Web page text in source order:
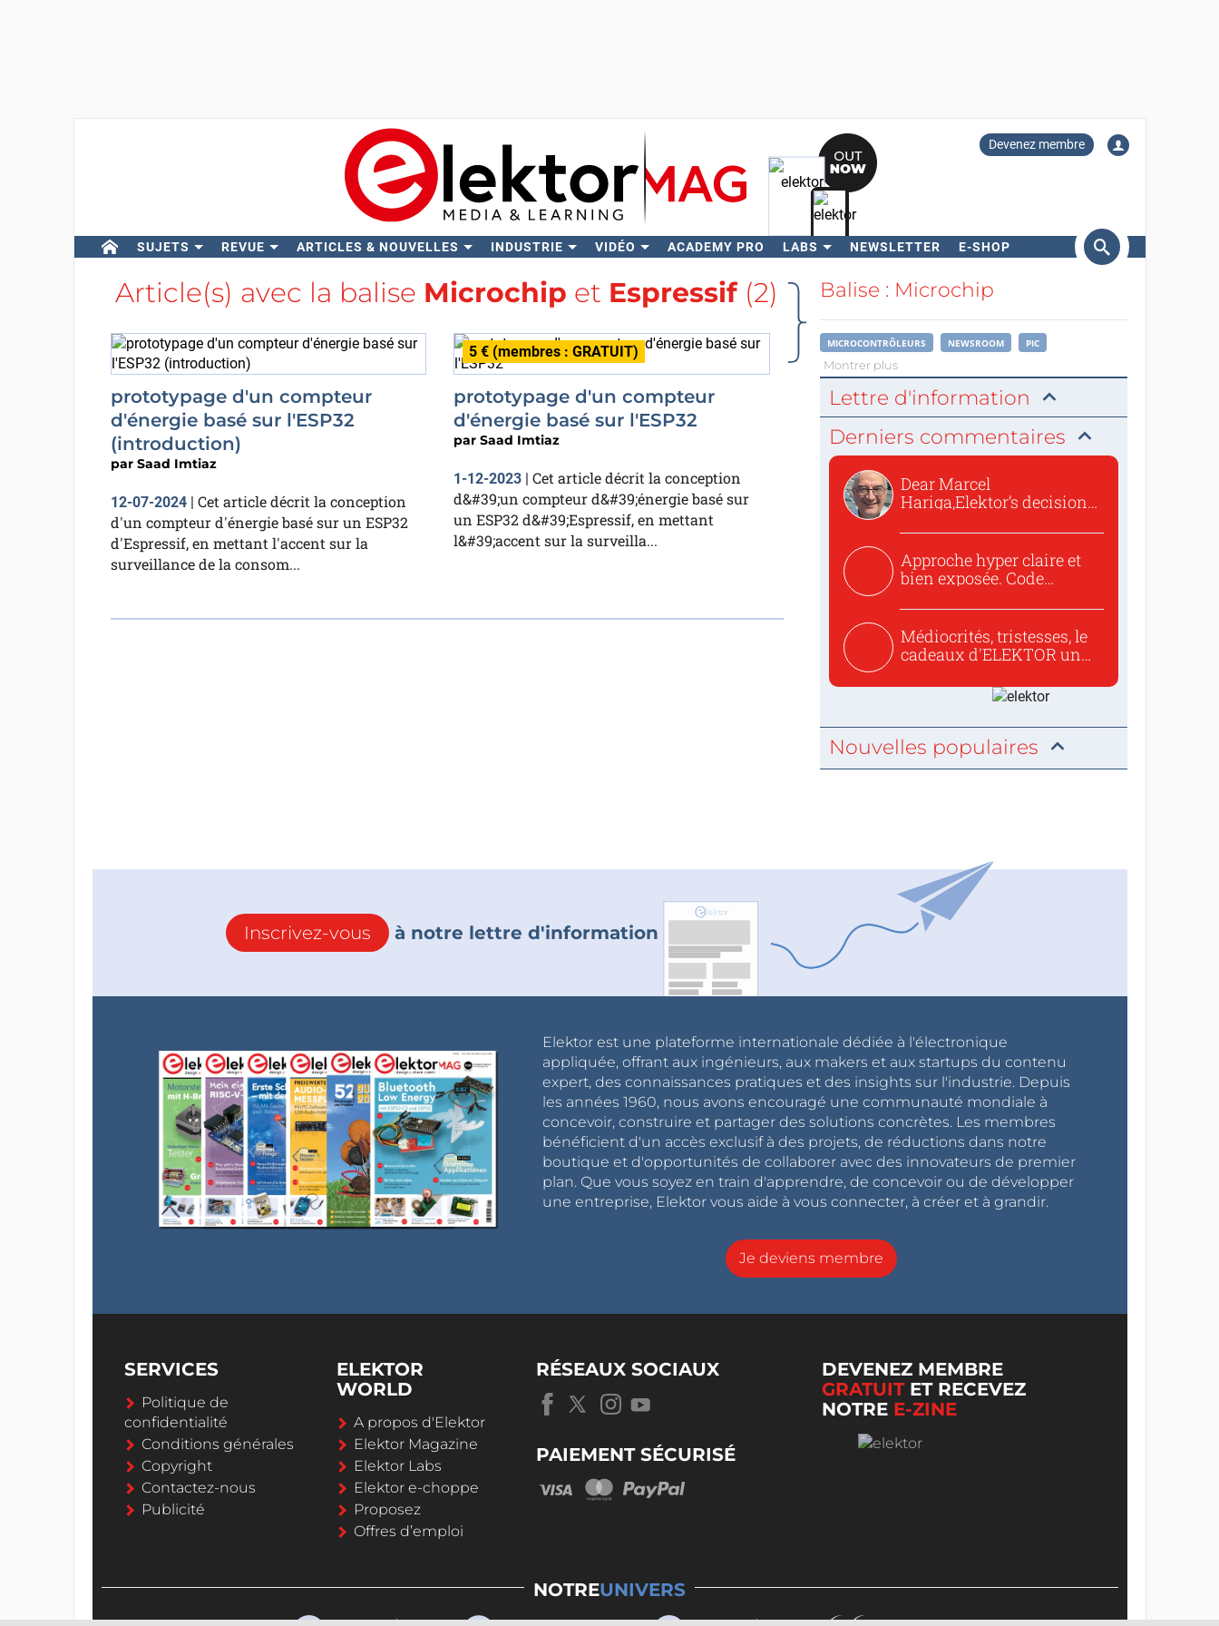
Devenez membre
SUJETS REVUE ARTICLES & NOUVELLES INDUSTRIE VIDÉO ACADEMY PRO LABS NEWSLETTER E-SHOP
Rechercher
Article(s) avec la balise Microchip et Espressif(2)
prototypage d'un compteur
d'énergie basé sur l'ESP32
(introduction)
par Saad Imtiaz
12-07-2024| Cet article décrit la conception
d'un compteur d'énergie basé sur un ESP32
d'Espressif, en mettant l'accent sur la
surveillance de la consom...
5 € (membres : GRATUIT)
prototypage d'un compteur
d'énergie basé sur l'ESP32
par Saad Imtiaz
1-12-2023 | Cet article décrit la conception
d&#39;un compteur d&#39;énergie basé sur
un ESP32 d&#39;Espressif, en mettant
l&#39;accent sur la surveilla...
Balise : Microchip
MICROCONTRÔLEURS NEWSROOM PIC
Montrer plus
Lettre d'information
Derniers commentaires
Dear Marcel
Hariga,Elektor’s decision
Approche hyper claire et
bien exposée. Code
Médiocrités, tristesses, le
cadeaux d'ELEKTOR un
Nouvelles populaires
Inscrivez-vous à notre lettre d'information
Elektor est une plateforme internationale dédiée à l'électronique
appliquée, offrant aux ingénieurs, aux makers et aux startups du contenu
expert, des connaissances pratiques et des insights sur l'industrie. Depuis
les années 1960, nous avons encouragé une communauté mondiale à
concevoir, construire et partager des solutions concrètes. Les membres
bénéficient d'un accès exclusif à des projets, de réductions dans notre
boutique et d'opportunités de collaborer avec des innovateurs de premier
plan. Que vous soyez en train d'apprendre, de concevoir ou de développer
une entreprise, Elektor vous aide à vous connecter, à créer et à grandir.
Je deviens membre
SERVICES
Politique de
confidentialité
Conditions générales
Copyright
Contactez-nous
Publicité
ELEKTOR
WORLD
A propos d'Elektor
Elektor Magazine
Elektor Labs
Elektor e-choppe
Proposez
Offres d’emploi
RÉSEAUX SOCIAUX
PAIEMENT SÉCURISÉ
DEVENEZ MEMBRE
GRATUITET RECEVEZ
NOTRE E-ZINE
NOTREUNIVERS